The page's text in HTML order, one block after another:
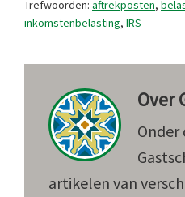
Trefwoorden: aftrekposten,
inkomstenbelasting, IRS
Over
Onder
artikelen van